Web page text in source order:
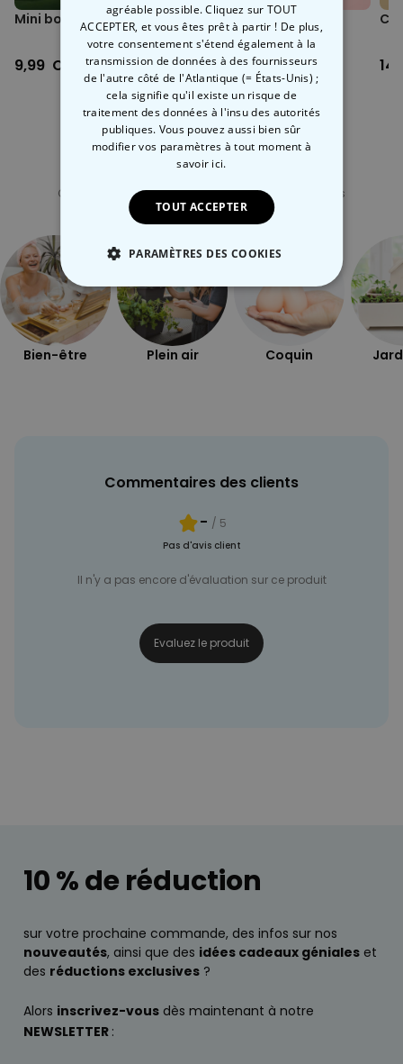
Mini boule de cristal
9,99 CHF
Cartes à gratter
Kamasutra
19,99 CHF
Consultez nos autres catégories de cadeux insolites
Bien-être Plein air Coquin
Commentaires des clients
- / 5
Pas d'avis client
Il n'y a pas encore d'évaluation sur ce produit
Evaluez le produit
10 % de réduction
sur votre prochaine commande, des infos sur nos
nouveautés, ainsi que des idées cadeaux géniales et
des réductions exclusives ?
Alors inscrivez-vous dès maintenant à notre
NEWSLETTER :
agréable possible. Cliquez sur TOUT
ACCEPTER, et vous êtes prêt à partir ! De plus,
votre consentement s'étend également à la
transmission de données à des fournisseurs
de l'autre côté de l'Atlantique (= États-Unis) ;
cela signifie qu'il existe un risque de
traitement des données à l'insu des autorités
publiques. Vous pouvez aussi bien sûr
modifier vos paramètres à tout moment à
savoir ici.
TOUT ACCEPTER
PARAMÈTRES DES COOKIES
STRICTEMENT NÉCESSAIRE
PERFORMANCE